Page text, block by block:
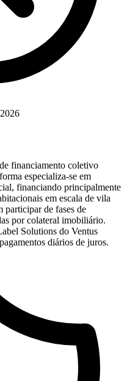
financiamento coletivo
especializa-se em
financiando principalmente
em escala de vila
participar de fases de
por colateral imobiliário.
Solutions do Ventus
diários de juros.